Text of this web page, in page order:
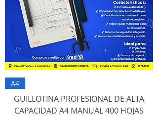
A4
GUILLOTINA PROFESIONAL DE ALTA
CAPACIDAD A4 MANUAL 400 HOJAS